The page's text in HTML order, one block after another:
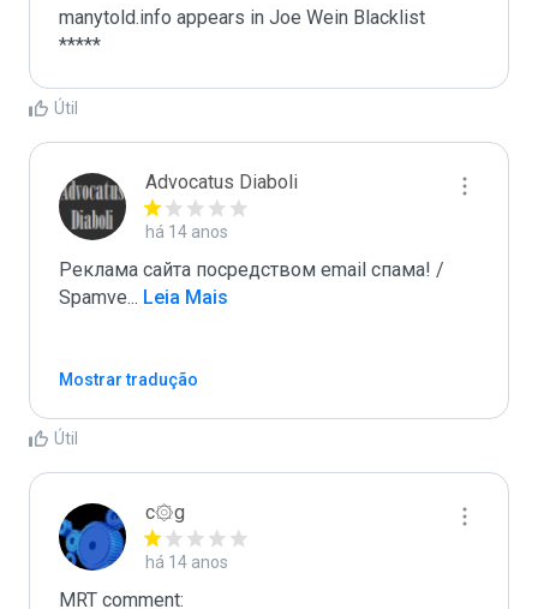
manytold.info appears in Joe Wein Blacklist
*****
Útil
Advocatus Diaboli
há 14 anos
Реклама сайта посредством email спама! /
Spamve... Leia Mais
Mostrar tradução
Útil
c۞g
há 14 anos
MRT comment: